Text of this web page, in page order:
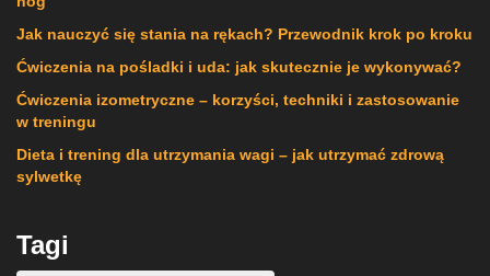
Jak nauczyć się stania na rękach? Przewodnik krok po kroku
Ćwiczenia na pośladki i uda: jak skutecznie je wykonywać?
Ćwiczenia izometryczne – korzyści, techniki i zastosowanie
w treningu
Dieta i trening dla utrzymania wagi – jak utrzymać zdrową
sylwetkę
Tagi